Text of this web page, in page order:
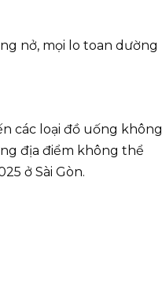
nở, mọi lo toan dường
các loại đồ uống không
địa điểm không thể
ở Sài Gòn.